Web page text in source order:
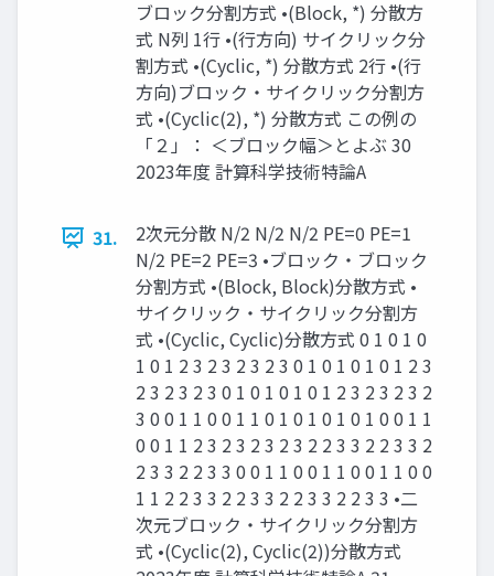
ブロック分割方式 •(Block, *) 分散方
式 N列 1行 •(行方向) サイクリック分
割方式 •(Cyclic, *) 分散方式 2行 •(行
方向)ブロック・サイクリック分割方
式 •(Cyclic(2), *) 分散方式 この例の
「２」： ＜ブロック幅＞とよぶ 30
2023年度 計算科学技術特論A
31.
2次元分散 N/2 N/2 N/2 PE=0 PE=1
N/2 PE=2 PE=3 •ブロック・ブロック
分割方式 •(Block, Block)分散方式 •
サイクリック・サイクリック分割方
式 •(Cyclic, Cyclic)分散方式 0 1 0 1 0
1 0 1 2 3 2 3 2 3 2 3 0 1 0 1 0 1 0 1 2 3
2 3 2 3 2 3 0 1 0 1 0 1 0 1 2 3 2 3 2 3 2
3 0 0 1 1 0 0 1 1 0 1 0 1 0 1 0 1 0 0 1 1
0 0 1 1 2 3 2 3 2 3 2 3 2 2 3 3 2 2 3 3 2
2 3 3 2 2 3 3 0 0 1 1 0 0 1 1 0 0 1 1 0 0
1 1 2 2 3 3 2 2 3 3 2 2 3 3 2 2 3 3 •二
次元ブロック・サイクリック分割方
式 •(Cyclic(2), Cyclic(2))分散方式